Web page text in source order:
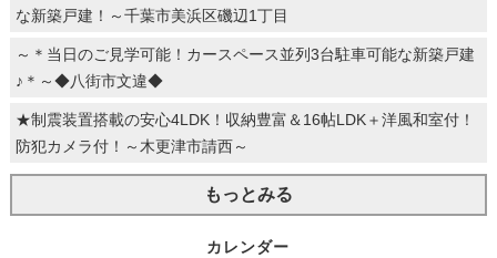
な新築戸建！～千葉市美浜区磯辺1丁目
～＊当日のご見学可能！カースペース並列3台駐車可能な新築戸建
♪＊～◆八街市文違◆
★制震装置搭載の安心4LDK！収納豊富＆16帖LDK＋洋風和室付！
防犯カメラ付！～木更津市請西～
もっとみる
カレンダー